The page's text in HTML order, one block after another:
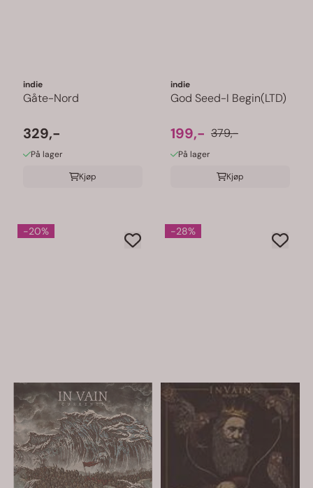
indie
Gåte-Nord
329,-
På lager
Kjøp
indie
God Seed-I Begin(LTD)
199,- 379,-
På lager
Kjøp
-20% -28%